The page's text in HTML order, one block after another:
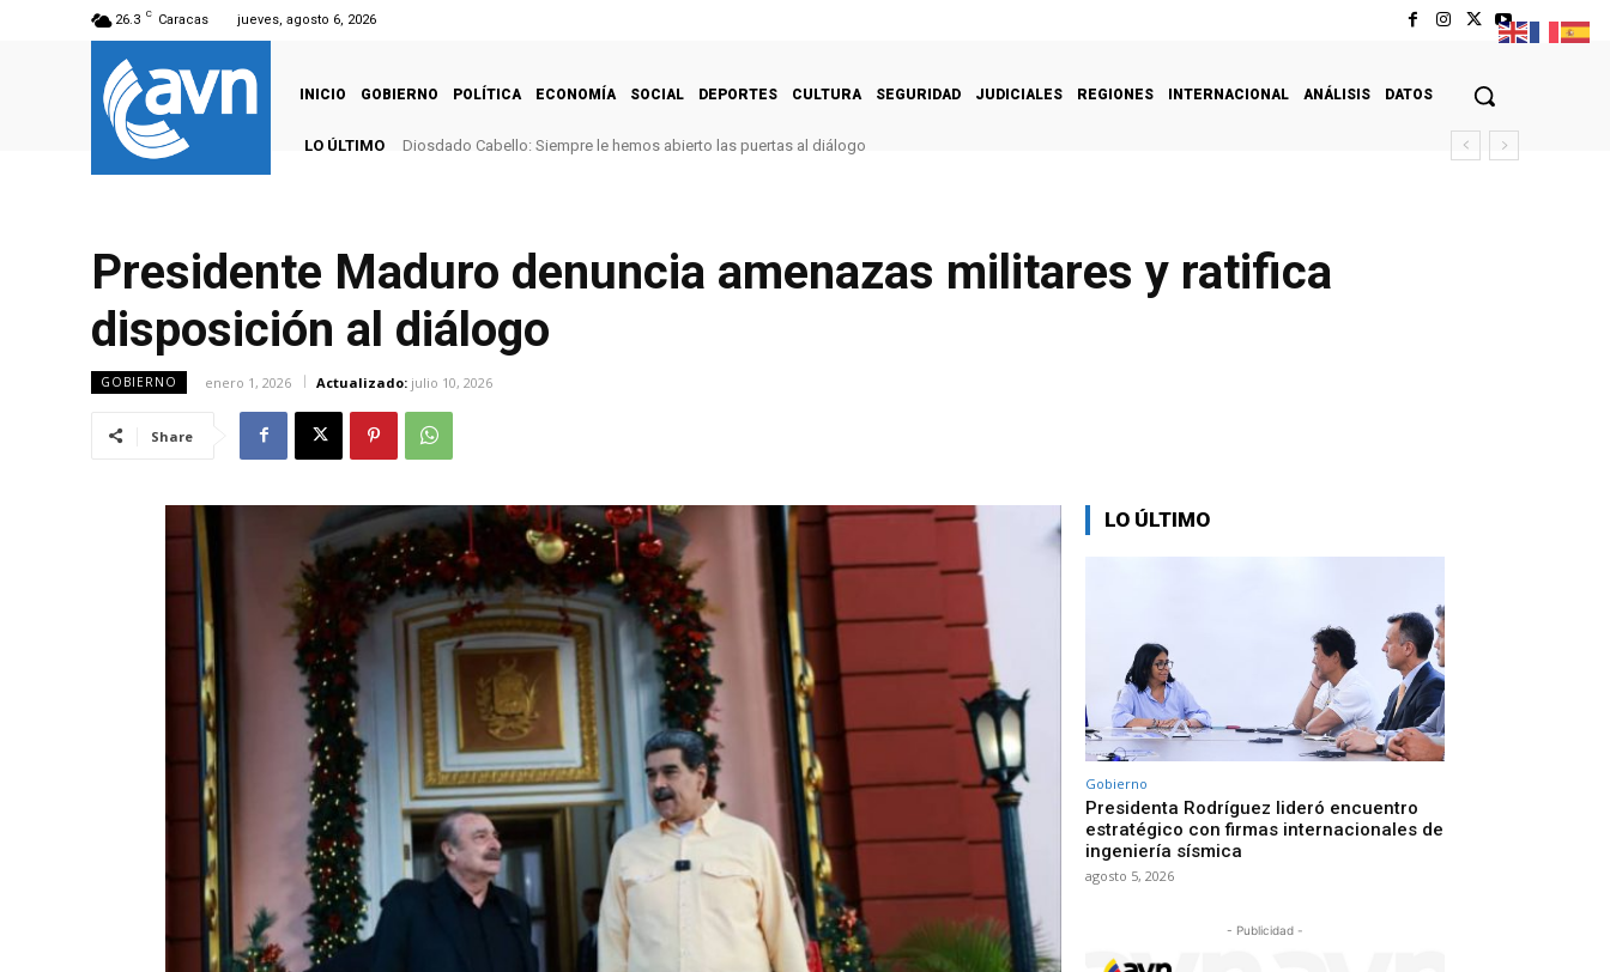
26.3 C Caracas jueves, agosto 6, 2026
INICIO GOBIERNO POLÍTICA ECONOMÍA SOCIAL DEPORTES CULTURA SEGURIDAD JUDICIALES REGIONES INTERNACIONAL ANÁLISIS DATOS
LO ÚLTIMO Diosdado Cabello: Siempre le hemos abierto las puertas al diálogo
Presidente Maduro denuncia amenazas militares y ratifica
disposición al diálogo
GOBIERNO enero 1, 2026 Actualizado: julio 10, 2026
Share
LO ÚLTIMO
Gobierno
Presidenta Rodríguez lideró encuentro
estratégico con firmas internacionales de
ingeniería sísmica
agosto 5, 2026
- Publicidad -